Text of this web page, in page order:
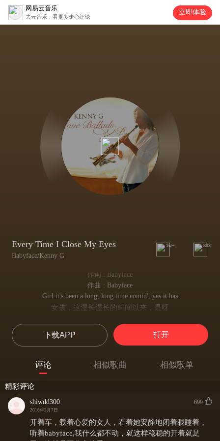
网易云音乐
去云音乐，看更多走心评论
立即体验
Every Time I Close My Eyes
Babyface/Kenny G
1w+ 893
作词 : Babyface
作曲 : Babyface
Girl it's been a long, long time comin', yes it has
女孩，这漫长漫长的时间以来，是呀
但是我明白这等待是有意义的
It feels like springtime in winter
感觉就像冬日里的春季
感觉就像六月的圣诞节
I thank the lord that I've got you
我感激上苍让我拥有你
下载APP 打开
评论 相似歌曲 相似歌单
精彩评论
shiwdd300
2016年2月7日
699
开着车，载着心爱的女人，看着她安静地闭着眼睡着，
听着babyface,我什么都不动，就这样稳稳的开着就足